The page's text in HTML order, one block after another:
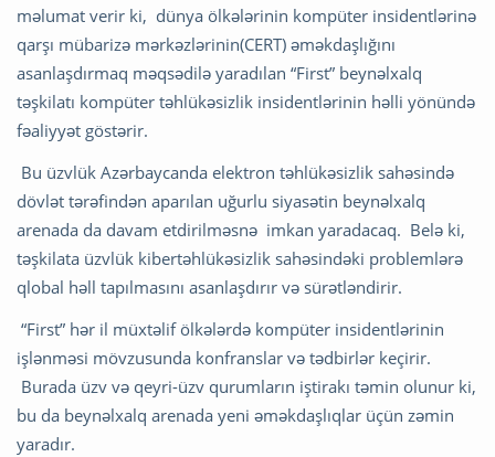
məlumat verir ki, dünya ölkələrinin kompüter insidentlərinə
qarşı mübarizə mərkəzlərinin(CERT) əməkdaşlığını
asanlaşdırmaq məqsədilə yaradılan “First” beynəlxalq
təşkilatı kompüter təhlükəsizlik insidentlərinin həlli yönündə
fəaliyyət göstərir.
Bu üzvlük Azərbaycanda elektron təhlükəsizlik sahəsində
dövlət tərəfindən aparılan uğurlu siyasətin beynəlxalq
arenada da davam etdirilməsnə imkan yaradacaq. Belə ki,
təşkilata üzvlük kibertəhlükəsizlik sahəsindəki problemlərə
qlobal həll tapılmasını asanlaşdırır və sürətləndirir.
“First” hər il müxtəlif ölkələrdə kompüter insidentlərinin
işlənməsi mövzusunda konfranslar və tədbirlər keçirir.
Burada üzv və qeyri-üzv qurumların iştirakı təmin olunur ki,
bu da beynəlxalq arenada yeni əməkdaşlıqlar üçün zəmin
yaradır.